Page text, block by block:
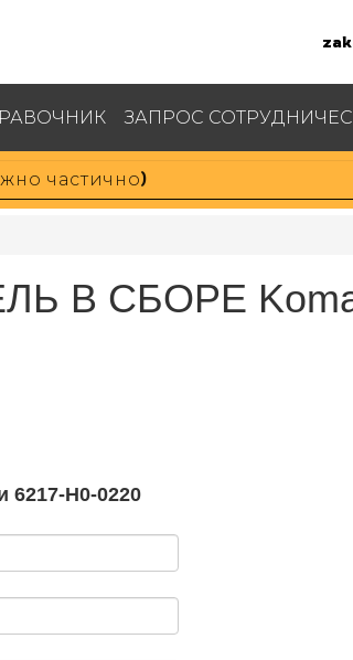
ЗАПРОС
В СБОРЕ
6217-H0-0220